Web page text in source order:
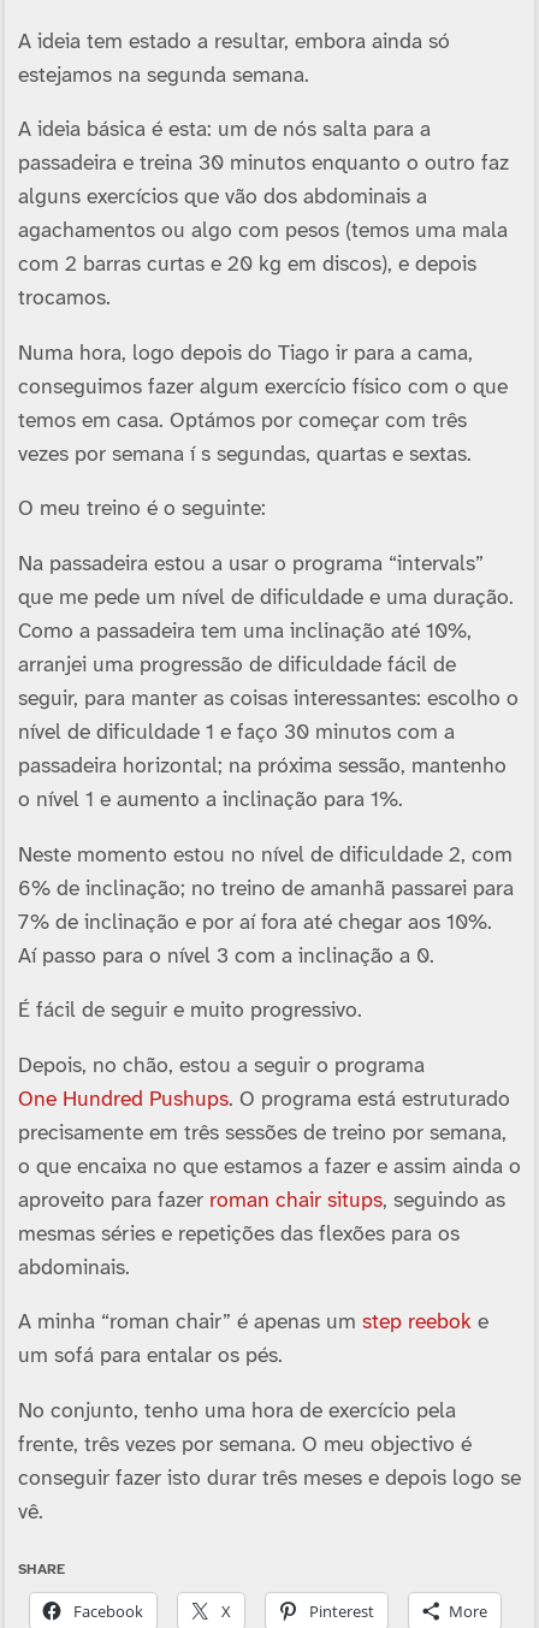
A ideia tem estado a resultar, embora ainda só
estejamos na segunda semana.
A ideia básica é esta: um de nós salta para a
passadeira e treina 30 minutos enquanto o outro faz
alguns exercí­cios que vão dos abdominais a
agachamentos ou algo com pesos (temos uma mala
com 2 barras curtas e 20 kg em discos), e depois
trocamos.
Numa hora, logo depois do Tiago ir para a cama,
conseguimos fazer algum exercí­cio fí­sico com o que
temos em casa. Optámos por começar com três
vezes por semana í s segundas, quartas e sextas.
O meu treino é o seguinte:
Na passadeira estou a usar o programa “intervals”
que me pede um ní­vel de dificuldade e uma duração.
Como a passadeira tem uma inclinação até 10%,
arranjei uma progressão de dificuldade fácil de
seguir, para manter as coisas interessantes: escolho o
ní­vel de dificuldade 1 e faço 30 minutos com a
passadeira horizontal; na próxima sessão, mantenho
o ní­vel 1 e aumento a inclinação para 1%.
Neste momento estou no ní­vel de dificuldade 2, com
6% de inclinação; no treino de amanhã passarei para
7% de inclinação e por aí­ fora até chegar aos 10%.
Aí­ passo para o ní­vel 3 com a inclinação a 0.
É fácil de seguir e muito progressivo.
Depois, no chão, estou a seguir o programa
One Hundred Pushups. O programa está estruturado
precisamente em três sessões de treino por semana,
o que encaixa no que estamos a fazer e assim ainda o
aproveito para fazer roman chair situps, seguindo as
mesmas séries e repetições das flexões para os
abdominais.
A minha “roman chair” é apenas um step reeboke
um sofá para entalar os pés.
No conjunto, tenho uma hora de exercí­cio pela
frente, três vezes por semana. O meu objectivo é
conseguir fazer isto durar três meses e depois logo se
vê.
SHARE
Facebook X Pinterest More